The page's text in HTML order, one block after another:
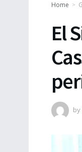
Home
El
by